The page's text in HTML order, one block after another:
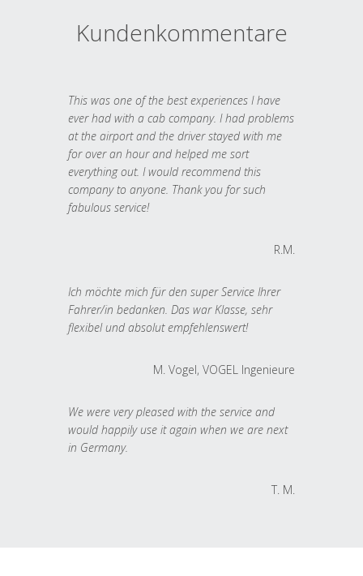
Kundenkommentare
This was one of the best experiences I have
ever had with a cab company. I had problems
at the airport and the driver stayed with me
for over an hour and helped me sort
everything out. I would recommend this
company to anyone. Thank you for such
fabulous service!
R.M.
Ich möchte mich für den super Service Ihrer
Fahrer/in bedanken. Das war Klasse, sehr
flexibel und absolut empfehlenswert!
M. Vogel, VOGEL Ingenieure
We were very pleased with the service and
would happily use it again when we are next
in Germany.
T. M.